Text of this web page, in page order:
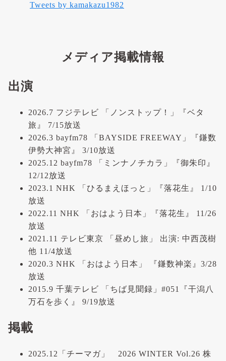
Tweets by kamakazu1982
メディア掲載情報
出演
2026.7 フジテレビ 「ノンストップ！」『ベタ
旅』 7/15放送
2026.3 bayfm78 「BAYSIDE FREEWAY」『鎌数
伊勢大神宮』 3/10放送
2025.12 bayfm78 「ミンナノチカラ」『御朱印』
12/12放送
2023.1 NHK 「ひるまえほっと」『落花生』 1/10
放送
2022.11 NHK 「おはよう日本」『落花生』 11/26
放送
2021.11 テレビ東京 「昼めし旅」 出演: 中西茂樹
他 11/4放送
2020.3 NHK 「おはよう日本」 『鎌数神楽』3/28
放送
2015.9 千葉テレビ 「ちば見聞録」#051『干潟八
万石を歩く』 9/19放送
掲載
2025.12「チーマガ」 2026 WINTER Vol.26 株